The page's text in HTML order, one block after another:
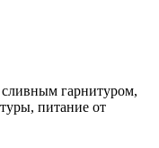
гарнитуром,
питание от